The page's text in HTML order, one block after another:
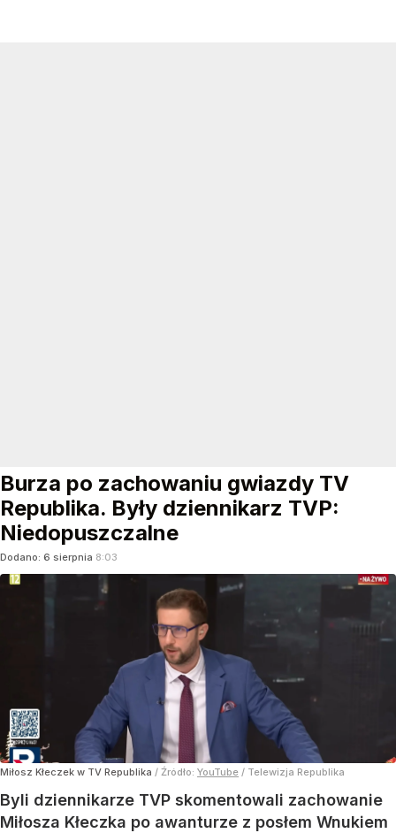
Burza po zachowaniu gwiazdy TV
Republika. Były dziennikarz TVP:
Niedopuszczalne
Dodano: 6 sierpnia 8:03
Miłosz Kłeczek w TV Republika / Źródło: YouTube / Telewizja Republika
Byli dziennikarze TVP skomentowali zachowanie
Miłosza Kłeczka po awanturze z posłem Wnukiem